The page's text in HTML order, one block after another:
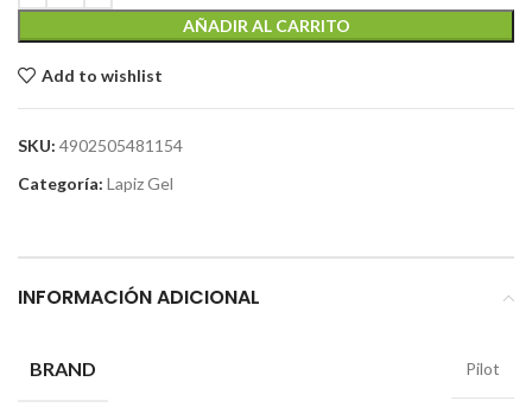
AÑADIR AL CARRITO
Add to wishlist
SKU: 4902505481154
Categoría: Lapiz Gel
INFORMACIÓN ADICIONAL
BRAND Pilot